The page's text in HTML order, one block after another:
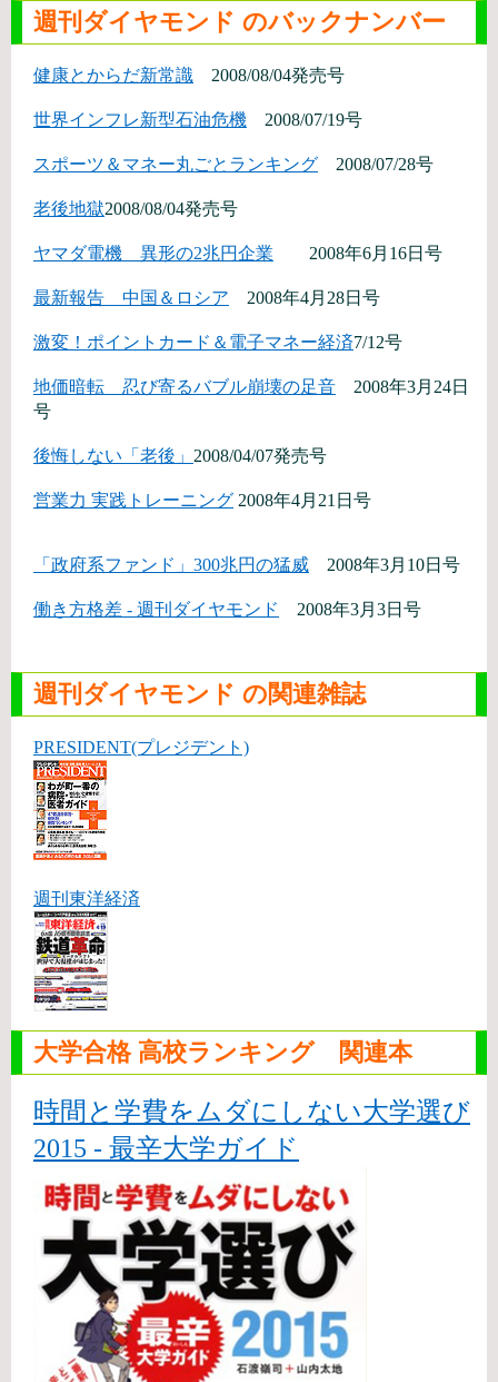
週刊ダイヤモンド のバックナンバー
健康とからだ新常識 2008/08/04発売号
世界インフレ新型石油危機 2008/07/19号
スポーツ＆マネー丸ごとランキング 2008/07/28号
老後地獄2008/08/04発売号
ヤマダ電機 異形の2兆円企業 2008年6月16日号
最新報告 中国＆ロシア 2008年4月28日号
激変！ポイントカード＆電子マネー経済7/12号
地価暗転 忍び寄るバブル崩壊の足音 2008年3月24日
号
後悔しない「老後」 2008/04/07発売号
営業力 実践トレーニング 2008年4月21日号
「政府系ファンド」300兆円の猛威 2008年3月10日号
働き方格差 - 週刊ダイヤモンド 2008年3月3日号
週刊ダイヤモンド の関連雑誌
PRESIDENT(プレジデント)
週刊東洋経済
大学合格 高校ランキング 関連本
時間と学費をムダにしない大学選び
2015 - 最辛大学ガイド